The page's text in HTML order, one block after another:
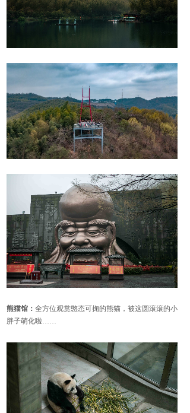
熊猫馆： 全方位观赏憨态可掬的熊猫，被这圆滚滚的小
胖子萌化啦